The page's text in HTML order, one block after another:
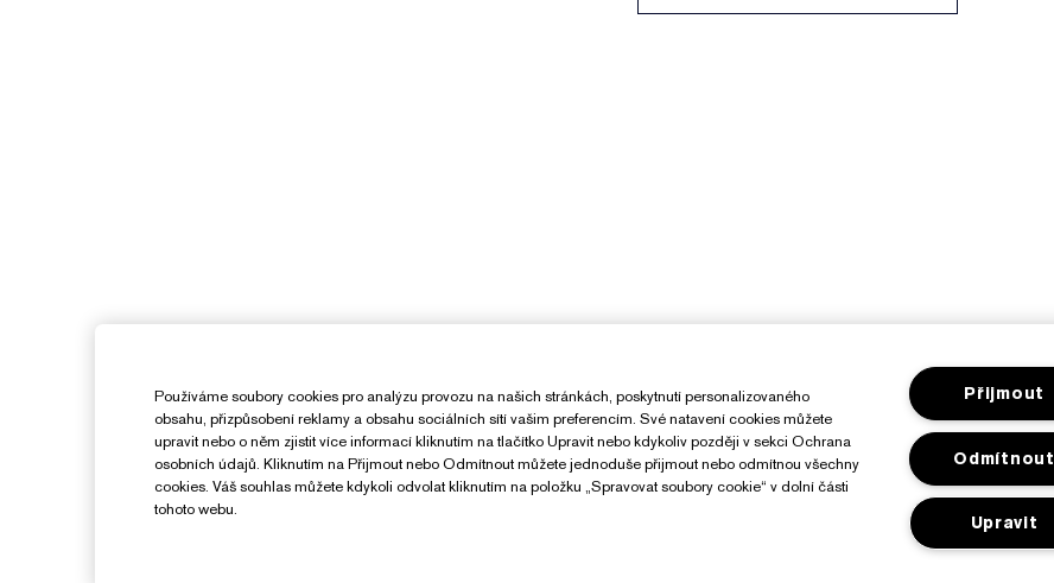
Používáme soubory cookies pro analýzu provozu na našich stránkách, poskytnutí personalizovaného
obsahu, přizpůsobení reklamy a obsahu sociálních sítí vašim preferencím. Své natavení cookies můžete
upravit nebo o něm zjistit více informací kliknutím na tlačítko Upravit nebo kdykoliv později v sekci Ochrana
osobních údajů. Kliknutím na Přijmout nebo Odmítnout můžete jednoduše přijmout nebo odmítnou všechny
cookies. Váš souhlas můžete kdykoli odvolat kliknutím na položku „Spravovat soubory cookie“ v dolní části
tohoto webu.
Přijmout
Odmítnout
Upravit